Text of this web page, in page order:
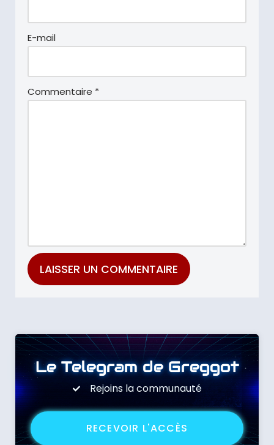
E-mail
Commentaire *
Le Telegram de Greggot
Rejoins la communauté
RECEVOIR L'ACCÈS